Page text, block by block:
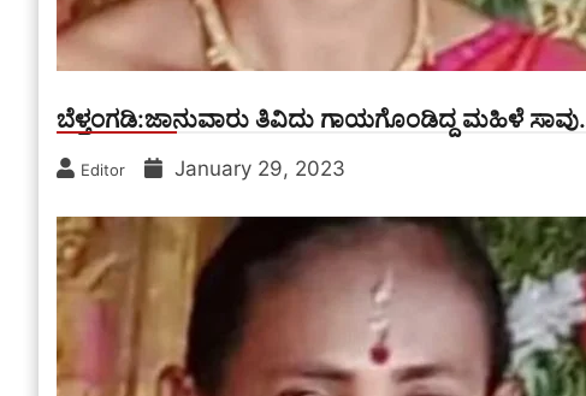
ಬೆಳ್ತಂಗಡಿ:ಜಾನುವಾರು ತಿವಿದು ಗಾಯಗೊಂಡಿದ್ದ ಮಹಿಳೆ ಸಾವು.
Editor January 29, 2023